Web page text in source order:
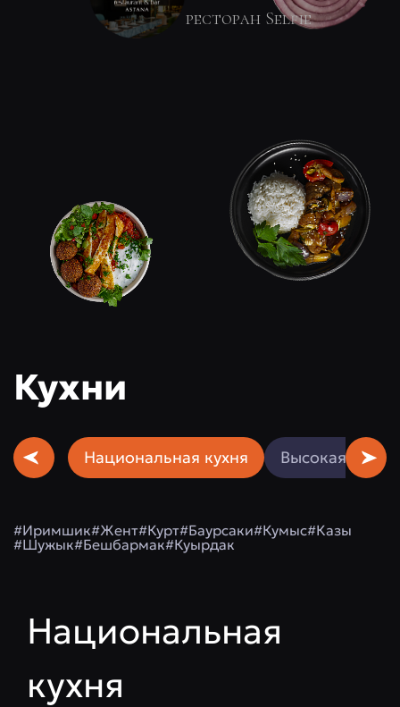
ресторан Selfie
Кухни
Национальная кухня Высокая кухня
#Иримшик#Жент#Курт#Баурсаки#Кумыс#Казы
#Шужык#Бешбармак#Куырдак
Национальная
кухня